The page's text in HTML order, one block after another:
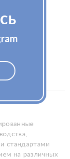
стандартами
на различных